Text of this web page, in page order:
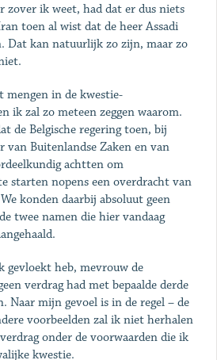
zover ik weet, had dat er dus niets
toen al wist dat de heer Assadi
Dat kan natuurlijk zo zijn, maar zo
in de kwestie-
ik zal zo meteen zeggen waarom.
de Belgische regering toen, bij
van Buitenlandse Zaken en van
achtten om
starten nopens een overdracht van
konden daarbij absoluut geen
twee namen die hier vandaag
gevloekt heb, mevrouw de
verdrag had met bepaalde derde
Naar mijn gevoel is in de regel – de
voorbeelden zal ik niet herhalen
onder de voorwaarden die ik
kwestie.